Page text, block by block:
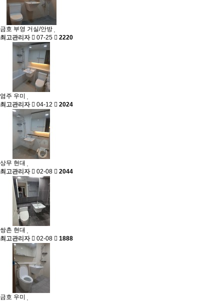
금호 부영 거실/안방
최고관리자
07-25 2220
염주 우미
최고관리자
04-12 2024
상무 현대
최고관리자
02-08 2044
쌍촌 현대
최고관리자
02-08 1888
금호 우미